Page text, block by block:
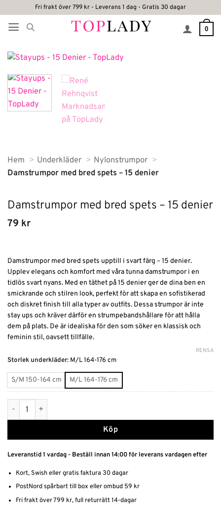
content
Fri frakt över 799 kr - Leverans 1 dag - Gratis 30 dagar
0
Hem Underkläder
Nylonstrumpor
Damstrumpor med bred spets – 15 denier
Damstrumpor med bred spets – 15 denier
79 kr
Damstrumpor med bred spets upptill i svart färg – 15 denier.
Upplev elegans och komfort med våra tunna damstrumpor i en
tidlös svart nyans. Med en täthet på 15 denier ger de dina ben en
smickrande och stilren look, perfekt för att skapa en sofistikerad
och diskret finish till alla typer av outfits. Dessa strumpor är inte
stay ups och kräver därför en strumpebandshållare för att hålla
dem på plats. De är idealiska för den som söker en klassisk och
feminin stil, oavsett tillfälle.
Storlek underkläder: M/L 164-176 cm
S/M 150-164 cm M/L 164-176 cm
RENSA
Damstrumpor med bred spets – 15 denier mängd
Köp
Alternative:
Leveranstid 1 vardag - Beställ innan 14:00 för leverans vardagen efter
Kort, Swish eller gratis faktura 30 dagar
PostNord spårbart till box eller ombud 59 kr
Fri frakt över 799 kr, full returrätt 14-dagar